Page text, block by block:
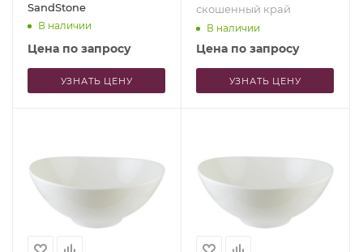
SandStone
В наличии
Цена по запросу
УЗНАТЬ ЦЕНУ
скошенный край
В наличии
Цена по запросу
УЗНАТЬ ЦЕНУ